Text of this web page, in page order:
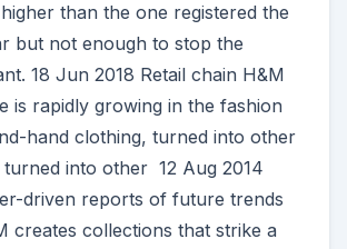
than the one registered the
but not enough to stop the
18 Jun 2018 Retail chain H&M
is rapidly growing in the fashion
hand clothing, turned into other
into other 12 Aug 2014
driven reports of future trends
creates collections that strike a